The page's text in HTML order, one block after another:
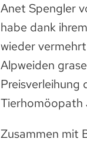
Anet Spengler
habe dank
wieder
Alpweiden
Preisverleihung
Tierhomöopath
Zusammen mit